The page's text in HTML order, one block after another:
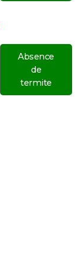
Absence
de
termite